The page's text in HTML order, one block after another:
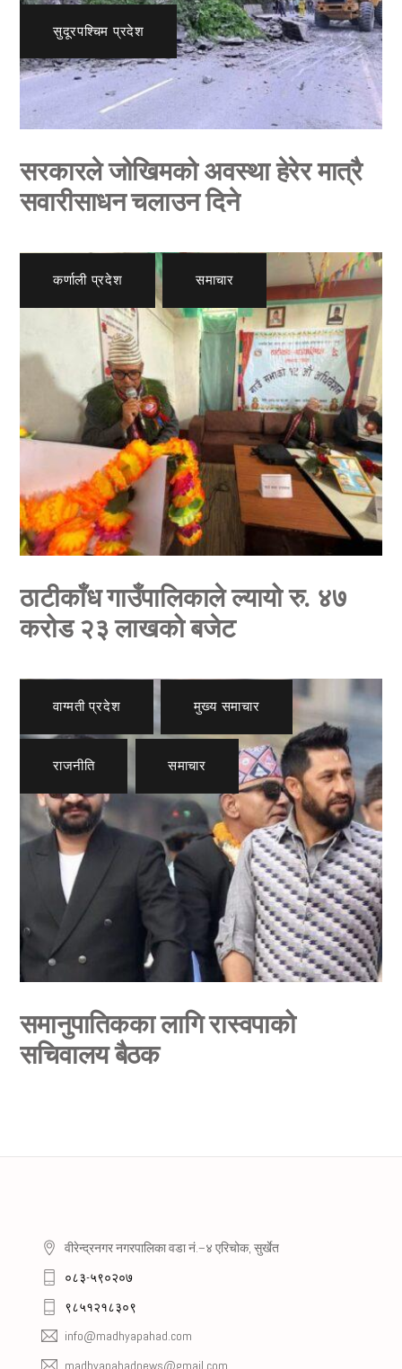
सुदूरपश्चिम प्रदेश
सरकारले जोखिमको अवस्था हेरेर मात्रै
सवारीसाधन चलाउन दिने
कर्णाली प्रदेश , समाचार
ठाटीकाँध गाउँपालिकाले ल्यायो रु. ४७
करोड २३ लाखको बजेट
वाग्मती प्रदेश , मुख्य समाचार
राजनीति समाचार
समानुपातिकका लागि रास्वपाको
सचिवालय बैठक
वीरेन्द्रनगर नगरपालिका वडा नं.–४ एरिचोक, सुर्खेत
०८३-५९०२०७
९८५१२१८३०९
info@madhyapahad.com
madhyapahadnews@gmail.com